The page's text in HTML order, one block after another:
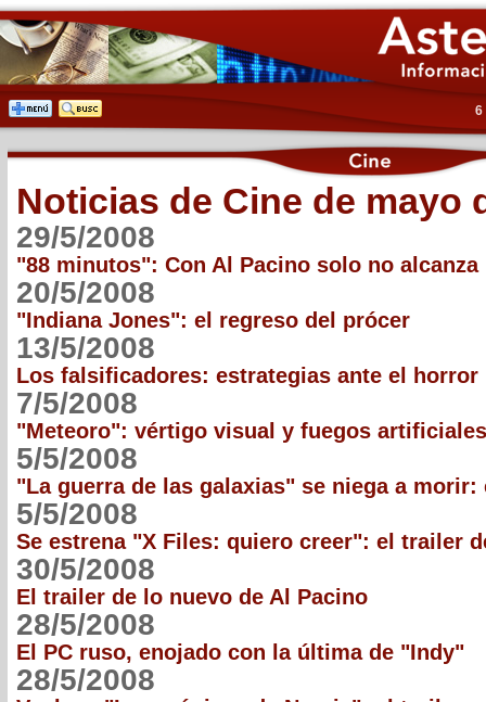
6
Noticias de Cine de mayo
29/5/2008
"88 minutos": Con Al Pacino solo no alcanza
20/5/2008
"Indiana Jones": el regreso del prócer
13/5/2008
Los falsificadores: estrategias ante el horror
7/5/2008
"Meteoro": vértigo visual y fuegos artificiales
5/5/2008
"La guerra de las galaxias" se niega a morir:
5/5/2008
Se estrena "X Files: quiero creer": el trailer
30/5/2008
El trailer de lo nuevo de Al Pacino
28/5/2008
El PC ruso, enojado con la última de "Indy"
28/5/2008